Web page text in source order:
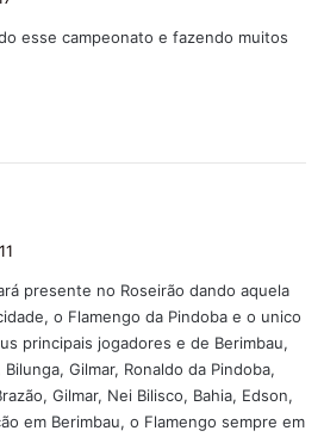
esse campeonato e fazendo muitos
presente no Roseirão dando aquela
o Flamengo da Pindoba e o unico
principais jogadores e de Berimbau,
Gilmar, Ronaldo da Pindoba,
Gilmar, Nei Bilisco, Bahia, Edson,
em Berimbau, o Flamengo sempre em